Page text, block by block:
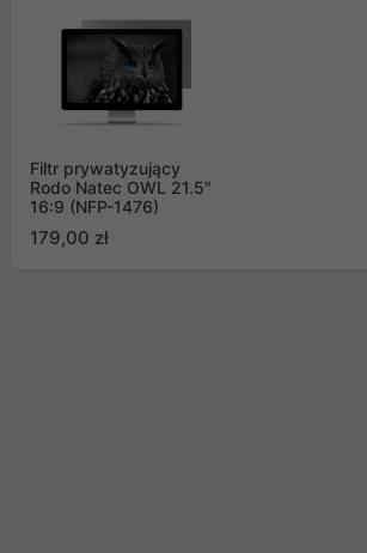
Filtr prywatyzujący
Rodo Natec OWL 21.5"
16:9 (NFP-1476)
179,00 zł